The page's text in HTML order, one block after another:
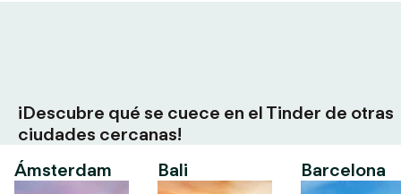
¡Descubre qué se cuece en el Tinder de otras
ciudades cercanas!
Ámsterdam
Bali Barcelona